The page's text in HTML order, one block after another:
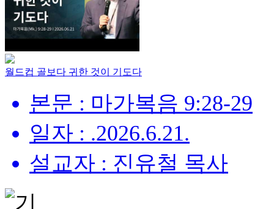
월드컵 골보다 귀한 것이 기도다
본문 : 마가복음 9:28-29
일자 : .2026.6.21.
설교자 : 진유철 목사